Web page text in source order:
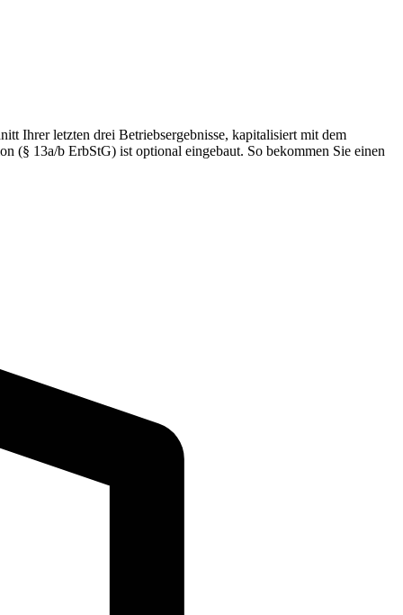
Ihrer letzten drei Betriebsergebnisse, kapitalisiert mit dem
(§ 13a/b ErbStG) ist optional eingebaut. So bekommen Sie einen